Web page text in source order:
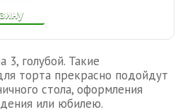
голубой. Такие
торта прекрасно подойдут
стола, оформления
или юбилею.